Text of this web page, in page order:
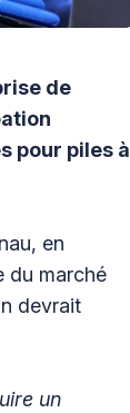
de
pour piles à
en
du marché
devrait
un